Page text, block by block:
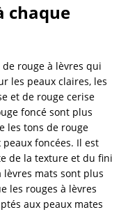
chaque
rouge à lèvres qui
les peaux claires, les
et de rouge cerise
foncé sont plus
les tons de rouge
foncées. Il est
de la texture et du fini
lèvres mats sont plus
les rouges à lèvres
aux peaux mates